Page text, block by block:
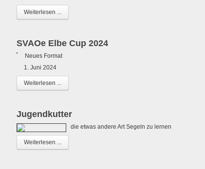
Weiterlesen ...
SVAOe Elbe Cup 2024
Neues Format
1. Juni 2024
Weiterlesen ...
Jugendkutter
die etwas andere Art Segeln zu lernen
Weiterlesen ...